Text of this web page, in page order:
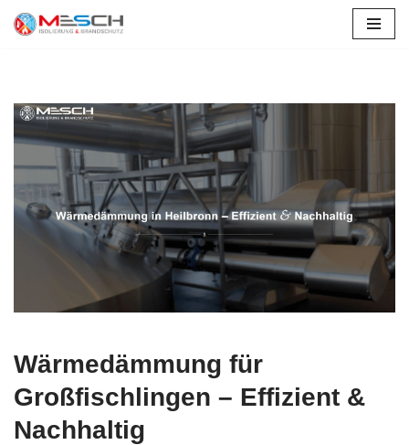
Wärmedämmung für
Großfischlingen – Effizient &
Nachhaltig